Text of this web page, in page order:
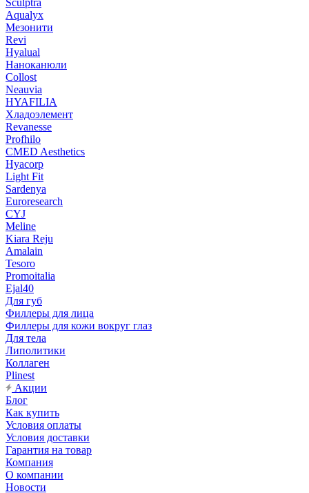
Sculptra
Aqualyx
Мезонити
Revi
Hyalual
Наноканюли
Collost
Neauvia
HYAFILIA
Хладоэлемент
Revanesse
Profhilo
CMED Aesthetics
Hyacorp
Light Fit
Sardenya
Euroresearch
CYJ
Meline
Kiara Reju
Amalain
Tesoro
Promoitalia
Ejal40
Для губ
Филлеры для лица
Филлеры для кожи вокруг глаз
Для тела
Липолитики
Коллаген
Plinest
Акции
Блог
Как купить
Условия оплаты
Условия доставки
Гарантия на товар
Компания
О компании
Новости